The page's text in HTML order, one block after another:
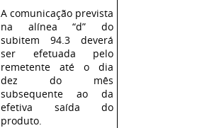
A comunicação prevista
na alínea “d” do
subitem 94.3 deverá
ser efetuada pelo
remetente até o dia
dez do mês
subsequente ao da
efetiva saída do
produto.